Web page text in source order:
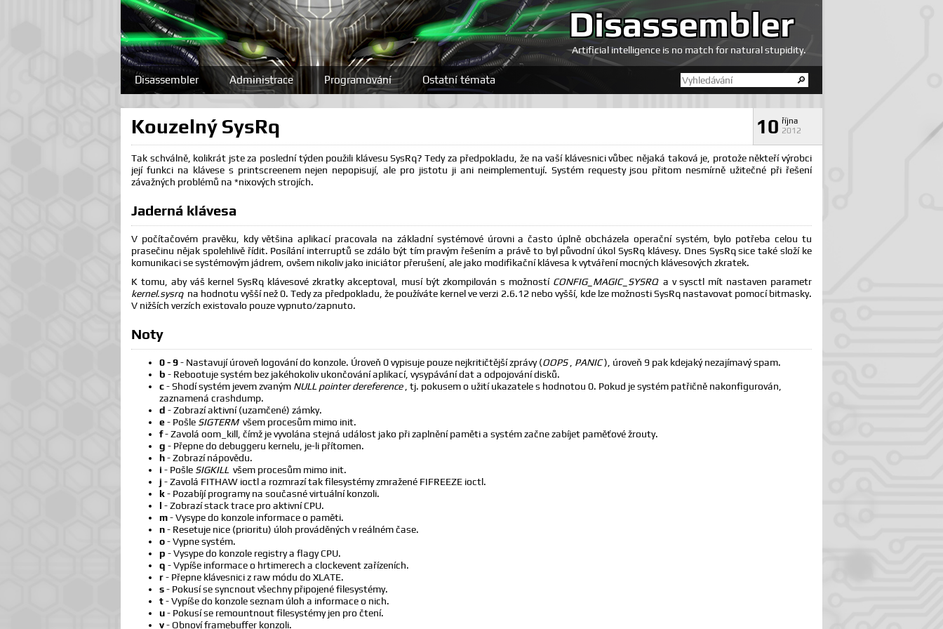
Disassembler
Artificial intelligence is no match for natural stupidity.
Disassembler Administrace Programování Ostatní témata
10 října
2012
Kouzelný SysRq
Tak schválně, kolikrát jste za poslední týden použili klávesu SysRq? Tedy za předpokladu, že na vaší klávesnici vůbec nějaká taková je, protože někteří výrobci
její funkci na klávese s printscreenem nejen nepopisují, ale pro jistotu ji ani neimplementují. Systém requesty jsou přitom nesmírně užitečné při řešení
závažných problémů na *nixových strojích.
Jaderná klávesa
V počítačovém pravěku, kdy většina aplikací pracovala na základní systémové úrovni a často úplně obcházela operační systém, bylo potřeba celou tu
prasečinu nějak spolehlivě řídit. Posílání interruptů se zdálo být tím pravým řešením a právě to byl původní úkol SysRq klávesy. Dnes SysRq sice také složí ke
komunikaci se systémovým jádrem, ovšem nikoliv jako iniciátor přerušení, ale jako modifikační klávesa k vytváření mocných klávesových zkratek.
K tomu, aby váš kernel SysRq klávesové zkratky akceptoval, musí být zkompilován s možností CONFIG_MAGIC_SYSRQ a v sysctl mít nastaven parametr
kernel.sysrq na hodnotu vyšší než 0. Tedy za předpokladu, že používáte kernel ve verzi 2.6.12 nebo vyšší, kde lze možnosti SysRq nastavovat pomocí bitmasky.
V nižších verzích existovalo pouze vypnuto/zapnuto.
Noty
0 - 9- Nastavují úroveň logování do konzole. Úroveň 0 vypisuje pouze nejkritičtější zprávy (OOPS PANIC ), úroveň 9 pak kdejaký nezajímavý spam.
b - Rebootuje systém bez jakéhokoliv ukončování aplikací, vysypávání dat a odpojování disků.
c- Shodí systém jevem zvaným NULL pointer dereference
, tj. pokusem o užití ukazatele s hodnotou 0. Pokud je systém patřičně nakonfigurován,
zaznamená crashdump.
d - Zobrazí aktivní (uzamčené) zámky.
e- Pošle SIGTERM všem procesům mimo init.
f- Zavolá oom_kill, čímž je vyvolána stejná událost jako při zaplnění paměti a systém začne zabíjet paměťové žrouty.
g - Přepne do debuggeru kernelu, je-li přítomen.
h- Zobrazí nápovědu.
i - Pošle SIGKILL všem procesům mimo init.
j - Zavolá FITHAW ioctl a rozmrazí tak filesystémy zmražené FIFREEZE ioctl.
k- Pozabíjí programy na současné virtuální konzoli.
l - Zobrazí stack trace pro aktivní CPU.
m- Vysype do konzole informace o paměti.
n- Resetuje nice (prioritu) úloh prováděných v reálném čase.
o- Vypne systém.
p - Vysype do konzole registry a flagy CPU.
q - Vypíše informace o hrtimerech a clockevent zařízeních.
r- Přepne klávesnici z raw módu do XLATE.
s- Pokusí se syncnout všechny připojené filesystémy.
t- Vypíše do konzole seznam úloh a informace o nich.
u- Pokusí se remountnout filesystémy jen pro čtení.
v- Obnoví framebuffer konzoli.